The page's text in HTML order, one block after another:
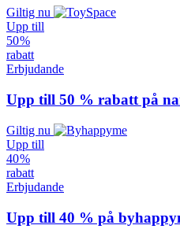
Giltig nu
Upp till
50 %
rabatt
Erbjudande
Upp till 50 % rabatt på
Giltig nu
Upp till
40 %
rabatt
Erbjudande
Upp till 40 % på